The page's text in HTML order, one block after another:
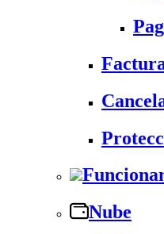
Nube